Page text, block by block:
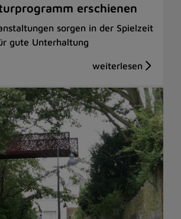
erschienen
sorgen in der Spielzeit
gute Unterhaltung